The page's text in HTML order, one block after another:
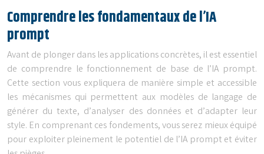
Comprendre les fondamentaux de l’IA
prompt
Avant de plonger dans les applications concrètes, il est essentiel
de comprendre le fonctionnement de base de l’IA prompt.
Cette section vous expliquera de manière simple et accessible
les mécanismes qui permettent aux modèles de langage de
générer du texte, d’analyser des données et d’adapter leur
style. En comprenant ces fondements, vous serez mieux équipé
pour exploiter pleinement le potentiel de l’IA prompt et éviter